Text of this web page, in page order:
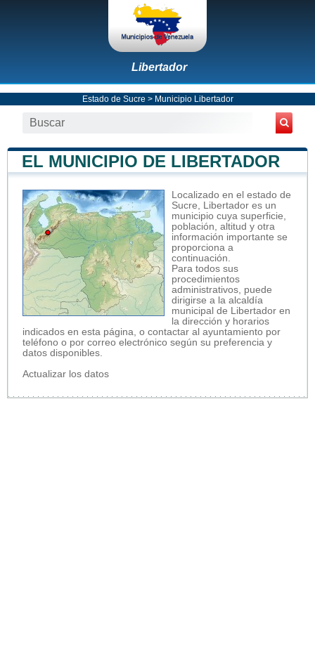
Libertador
Estado de Sucre > Municipio Libertador
EL MUNICIPIO DE LIBERTADOR
Localizado en el estado de
Sucre, Libertador es un
municipio cuya superficie,
población, altitud y otra
información importante se
proporciona a
continuación.
Para todos sus
procedimientos
administrativos, puede
dirigirse a la alcaldía
municipal de Libertador en
la dirección y horarios
indicados en esta página, o contactar al ayuntamiento por
teléfono o por correo electrónico según su preferencia y
datos disponibles.
Actualizar los datos